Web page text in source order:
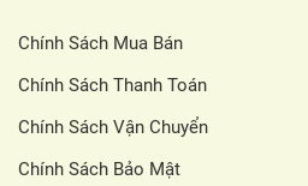
Chính Sách Mua Bán
Chính Sách Thanh Toán
Chính Sách Vận Chuyển
Chính Sách Bảo Mật